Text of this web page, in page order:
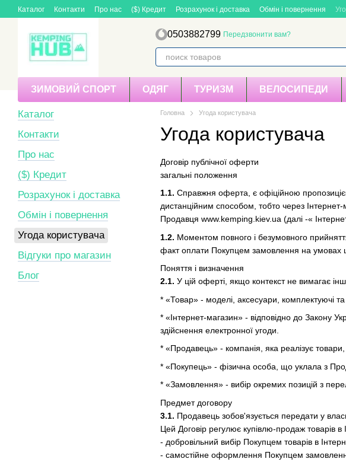
Перейти до основного контенту
Каталог Контакти Про нас ($) Кредит Розрахунок і доставка Обмін і повернення
0503882799 Передзвонити вам?
ЗИМОВИЙ СПОРТ ОДЯГ ТУРИЗМ ВЕЛОСИПЕДИ
Головна Угода користувача
Угода користувача
Договір публічної оферти
загальні положення
1.1. Справжня оферта, є офіційною
дистанційним способом, тобто через
Продавця www.kemping.kiev.ua (далі -«
1.2. Моментом повного і безумовного
факт оплати Покупцем замовлення на умовах
Поняття і визначення
2.1. У цій оферті, якщо контекст не вимагає
* «Товар» - моделі, аксесуари, комплектуючі
* «Інтернет-магазин» - відповідно до Закону
здійснення електронної угоди.
* «Продавець» - компанія, яка реалізує товари,
* «Покупець» - фізична особа, що уклала з
* «Замовлення» - вибір окремих позицій з
Предмет договору
3.1. Продавець зобов'язується передати у
Цей Договір регулює купівлю-продаж товарів в
- добровільний вибір Покупцем товарів в
- самостійне оформлення Покупцем
Каталог
Контакти
Про нас
($) Кредит
Розрахунок і доставка
Обмін і повернення
Угода користувача
Відгуки про магазин
Блог